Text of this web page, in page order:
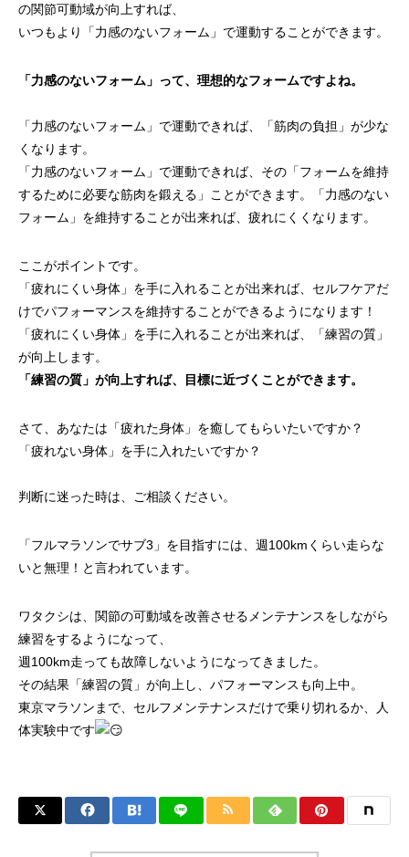
の関節可動域が向上すれば、
いつもより「力感のないフォーム」で運動することができます。
「力感のないフォーム」って、理想的なフォームですよね。
「力感のないフォーム」で運動できれば、「筋肉の負担」が少な
くなります。
「力感のないフォーム」で運動できれば、その「フォームを維持
するために必要な筋肉を鍛える」ことができます。「力感のない
フォーム」を維持することが出来れば、疲れにくくなります。
ここがポイントです。
「疲れにくい身体」を手に入れることが出来れば、セルフケアだ
けでパフォーマンスを維持することができるようになります！
「疲れにくい身体」を手に入れることが出来れば、「練習の質」
が向上します。
「練習の質」が向上すれば、目標に近づくことができます。
さて、あなたは「疲れた身体」を癒してもらいたいですか？
「疲れない身体」を手に入れたいですか？
判断に迷った時は、ご相談ください。
「フルマラソンでサブ3」を目指すには、週100kmくらい走らな
いと無理！と言われています。
ワタクシは、関節の可動域を改善させるメンテナンスをしながら
練習をするようになって、
週100km走っても故障しないようになってきました。
その結果「練習の質」が向上し、パフォーマンスも向上中。
東京マラソンまで、セルフメンテナンスだけで乗り切れるか、人
体実験中です